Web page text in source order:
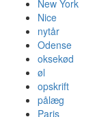
New York
Nice
nytår
Odense
oksekød
øl
opskrift
pålæg
Paris